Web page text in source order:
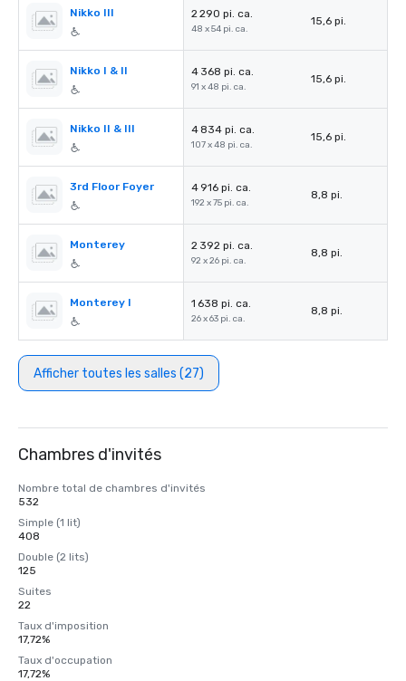
Nikko III 2 290 pi. ca.
48 x 54 pi. ca.
15,6 pi.
Nikko I & II 4 368 pi. ca.
91 x 48 pi. ca.
15,6 pi.
Nikko II & III 4 834 pi. ca.
107 x 48 pi. ca.
15,6 pi.
3rd Floor Foyer 4 916 pi. ca.
192 x 75 pi. ca.
8,8 pi.
Monterey 2 392 pi. ca.
92 x 26 pi. ca.
8,8 pi.
Monterey I 1 638 pi. ca.
26 x 63 pi. ca.
8,8 pi.
Afficher toutes les salles (27)
Chambres d'invités
Nombre total de chambres d'invités
532
Simple (1 lit)
408
Double (2 lits)
125
Suites
22
Taux d'imposition
17,72%
Taux d'occupation
17,72%